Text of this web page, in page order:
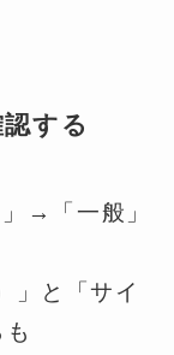
する
→「一般」
」と「サイ